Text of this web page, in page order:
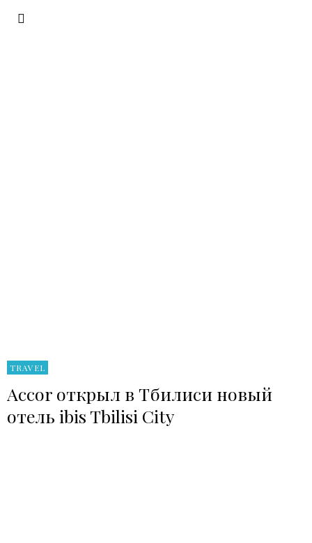
TRAVEL
Accor открыл в Тбилиси новый
отель ibis Tbilisi City